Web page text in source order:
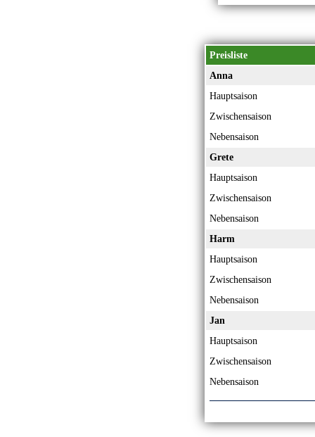
Preisliste
Anna
Hauptsaison
Zwischensaison
Nebensaison
Grete
Hauptsaison
Zwischensaison
Nebensaison
Harm
Hauptsaison
Zwischensaison
Nebensaison
Jan
Hauptsaison
Zwischensaison
Nebensaison